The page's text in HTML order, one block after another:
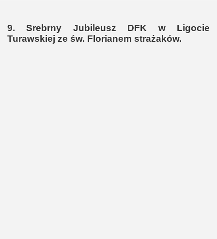
9. Srebrny Jubileusz DFK w Ligocie
Turawskiej ze św. Florianem strażaków.